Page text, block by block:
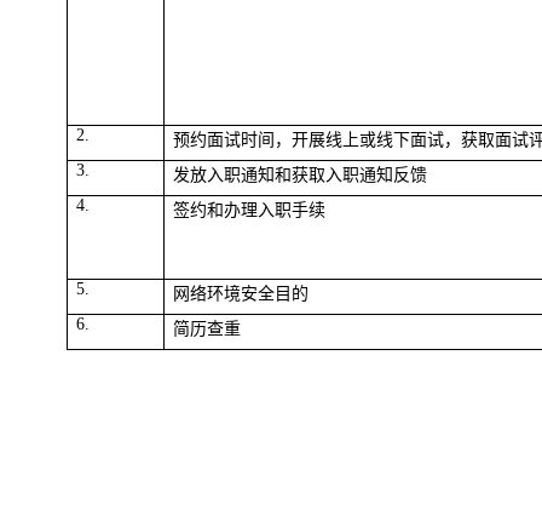
2.
预约面试时间，开展线上或线下面试，获取面试
3.
发放入职通知和获取 入职通知 反馈
4.
签约和办理入职手续
5.
网络环境安全目的
6.
简历查重